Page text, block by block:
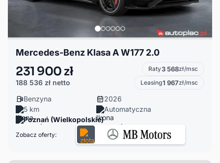
Mercedes-Benz Klasa A W177 2.0
231 900 zł
188 536 zł netto
Raty3 568zł/msc
Leasing1 967zł/msc
Benzyna
2026
5 km
Automatyczna
Poznań (Wielkopolskie)
Zobacz oferty: